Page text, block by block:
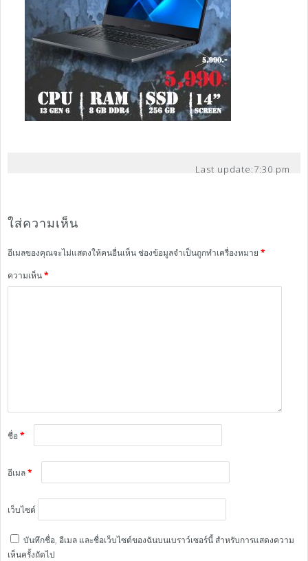
Last update:7:30 pm
ใส่ความเห็น
อีเมลของคุณจะไม่แสดงให้คนอื่นเห็นช่องข้อมูลจำเป็นถูกทำเครื่องหมาย *
ความเห็น*
ชื่อ*
อีเมล*
เว็บไซต์
บันทึกชื่อ, อีเมล และชื่อเว็บไซต์ของฉันบนเบราว์เซอร์นี้ สำหรับการแสดงความ
เห็นครั้งถัดไป